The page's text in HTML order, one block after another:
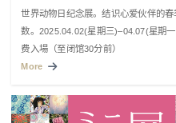
世界动物日纪念展。结识心爱伙伴的
数。2025.04.02(星期三)–04.07(星期
费入場（至闭馆30分前）
More